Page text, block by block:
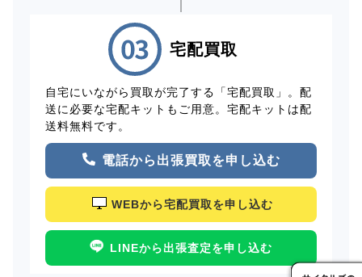
宅配買取
自宅にいながら買取が完了する「宅配買取」。配
送に必要な宅配キットもご用意。宅配キットは配
送料無料です。
電話から出張買取を申し込む
WEBから宅配買取を申し込む
LINEから出張査定を申し込む